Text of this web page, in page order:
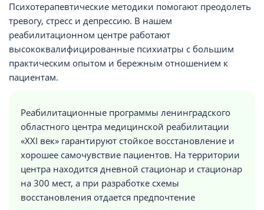
Психотерапевтические методики помогают преодолеть
тревогу, стресс и депрессию. В нашем
реабилитационном центре работают
высококвалифицированные психиатры с большим
практическим опытом и бережным отношением к
пациентам.
Реабилитационные программы ленинградского
областного центра медицинской реабилитации
«XXI век» гарантируют стойкое восстановление и
хорошее самочувствие пациентов. На территории
центра находится дневной стационар и стационар
на 300 мест, а при разработке схемы
восстановления отдается предпочтение